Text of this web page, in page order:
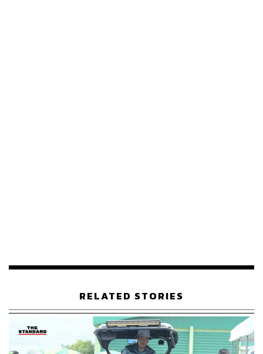
ประเทศไทย สัตวแพทย์ผู้ควบคุมฟาร์มสุกร และหน่วยงาน
ต่างๆ ที่เกี่ยวข้อง เพื่อขอความร่วมมือในการควบคุมโรคแล้ว
ซึ่งหน่วยงานดังกล่าวได้ให้ความร่วมมือเป็นอย่างดี
น.สพ.สรวิศกล่าวเพิ่มเติมว่า สำหรับการดำเนินงานกรณีตรวจ
RELATED STORIES